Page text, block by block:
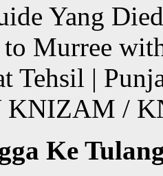
Yang
Murree
Tehsil |
KNIZAM /
Ke